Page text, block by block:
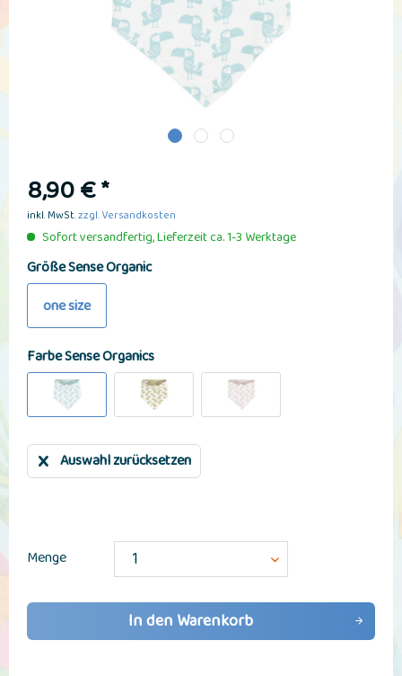
8,90 € *
inkl. MwSt.zzgl. Versandkosten
Sofort versandfertig, Lieferzeit ca. 1-3 Werktage
Größe Sense Organic
one size
Farbe Sense Organics
Auswahl zurücksetzen
Menge
In den Warenkorb